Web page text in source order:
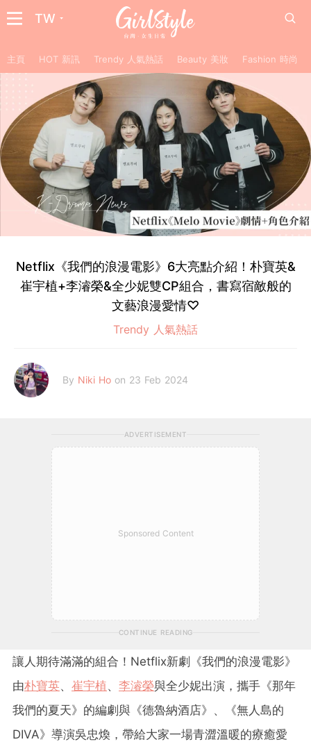
TW
主頁 HOT 新訊 Trendy 人氣熱話 Beauty 美妝 Fashion 時尚
Netflix《我們的浪漫電影》6大亮點介紹！朴寶英&
崔宇植+李濬榮&全少妮雙CP組合，書寫宿敵般的
文藝浪漫愛情♡
Trendy 人氣熱話
By Niki Ho on 23 Feb 2024
ADVERTISEMENT
Sponsored Content
CONTINUE READING
讓人期待滿滿的組合！Netflix新劇《我們的浪漫電影》
由朴寶英、 崔宇植、 李濬榮與全少妮出演，攜手《那年
我們的夏天》的編劇與《德魯納酒店》、《無人島的
DIVA》導演吳忠煥，帶給大家一場青澀溫暖的療癒愛